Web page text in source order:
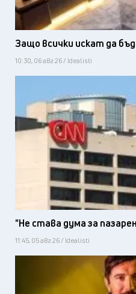
Защо всички искат да
10:30, 06 авг 26 / Idealisti
"Не става дума за пазарен
11:45, 05 авг 26 / Idealisti